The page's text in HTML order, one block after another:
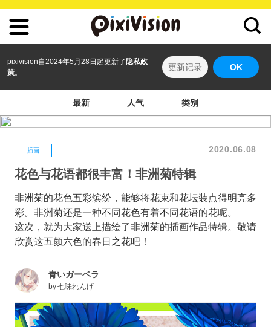
pixivision自2024年5月28日起更新了 隐私政
策。
更新记录 OK
最新 人气 类别
插画 2020.06.08
花色与花语都很丰富！非洲菊特辑
非洲菊的花色五彩缤纷，能够将花束和花坛装点得明亮多
彩。非洲菊还是一种不同花色有着不同花语的花呢。
这次，就为大家送上描绘了非洲菊的插画作品特辑。敬请
欣赏这五颜六色的春日之花吧！
青いガーベラ
by七味れんげ